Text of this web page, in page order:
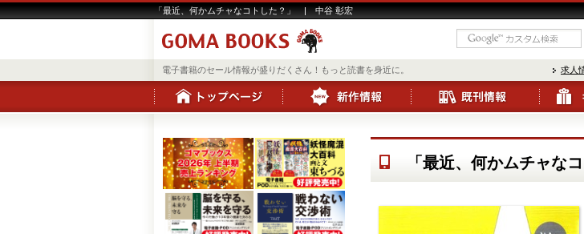
「最近、何かムチャなコトした？」 | 中谷 彰宏
電子書籍のセール情報が盛りだくさん！もっと読書を身近に。 求人
「最近、何かムチャな